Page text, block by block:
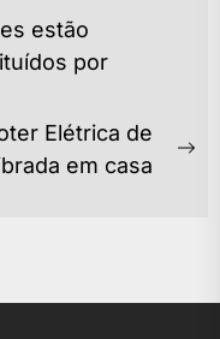
estão
por
Elétrica de
em casa